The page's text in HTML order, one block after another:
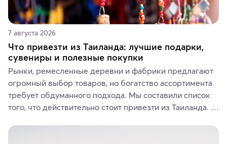
7 августа 2026
Что привезти из Таиланда: лучшие подарки,
сувениры и полезные покупки
Рынки, ремесленные деревни и фабрики предлагают
огромный выбор товаров, но богатство ассортимента
требует обдуманного подхода. Мы составили список
того, что действительно стоит привезти из Таиланда.
средства, одежду, украшения, предметы интерьера